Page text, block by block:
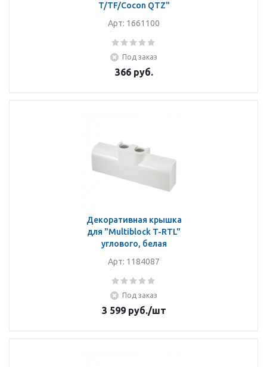
T/TF/Cocon QTZ"
Арт: 1661100
Под заказ
366руб.
Декоративная крышка
для "Multiblock T-RTL"
углового, белая
Арт: 1184087
Под заказ
3 599руб./шт